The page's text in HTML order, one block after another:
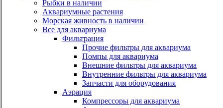
Рыбки в наличии
Аквариумные растения
Морская живность в наличии
Все для аквариума
Фильтрация
Прочие фильтры для аквариума
Помпы для аквариума
Внешние фильтры для аквариума
Внутренние фильтры для аквариума
Запчасти для оборудования
Аэрация
Компрессоры для аквариума